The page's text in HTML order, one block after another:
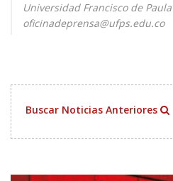
Universidad Francisco de
oficinadeprensa@ufps.edu.co
Buscar Noticias Anteriores